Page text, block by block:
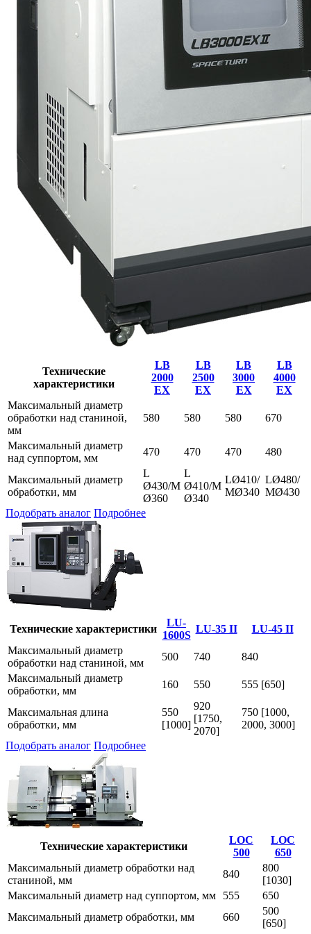
Технические
характеристики
LB
2000
EX
LB
2500
EX
LB
3000
EX
LB
4000
EX
Максимальный диаметр
обработки над станиной,
мм
580 580 580 670
Максимальный диаметр
над суппортом, мм
470 470 470 480
Максимальный диаметр
обработки, мм
L
Ø430/M
Ø360
L
Ø410/M
Ø340
LØ410/
MØ340
LØ480/
MØ430
Подобрать аналог Подробнее
Технические характеристики
LU-
1600S
LU-35 II
LU-45 II
Максимальный диаметр
обработки над станиной, мм
500 740
840
Максимальный диаметр
обработки, мм
160 550 555 [650]
Максимальная длина
обработки, мм
550
[1000]
920
[1750,
2070]
750 [1000,
2000, 3000]
Подобрать аналог Подробнее
Технические характеристики
LOC
500
LOC
650
Максимальный диаметр обработки над
станиной, мм
840
800
[1030]
Максимальный диаметр над суппортом, мм
555
650
Максимальный диаметр обработки, мм
660
500
[650]